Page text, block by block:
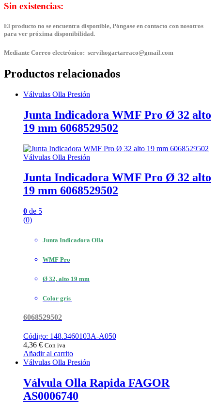
Sin existencias:
El producto no se encuentra disponible, Póngase en contacto con nosotros
para ver próxima disponibilidad.
Mediante Correo electrónico: servihogartarraco@gmail.com
Productos relacionados
Válvulas Olla Presión
Junta Indicadora WMF Pro Ø 32 alto
19 mm 6068529502
Válvulas Olla Presión
Junta Indicadora WMF Pro Ø 32 alto
19 mm 6068529502
0 de 5
(0)
Junta Indicadora Olla
WMF Pro
Ø 32, alto 19 mm
Color gris
6068529502
Código: 148.3460103A-A050
4,36 € Con iva
Añadir al carrito
Válvulas Olla Presión
Válvula Olla Rapida FAGOR
AS0006740